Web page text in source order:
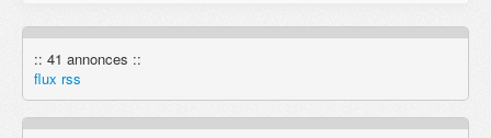
Remember
:: 41 annonces ::
flux rss